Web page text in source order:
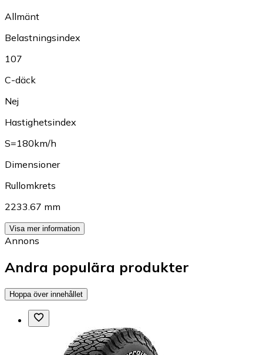
Allmänt
Belastningsindex
107
C-däck
Nej
Hastighetsindex
S=180km/h
Dimensioner
Rullomkrets
2233.67 mm
Visa mer information
Annons
Andra populära produkter
Hoppa över innehållet